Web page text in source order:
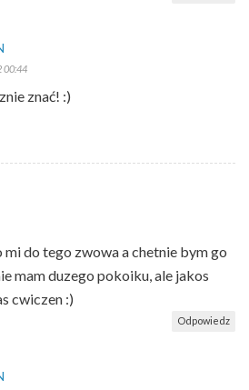
00:44
znać! :)
mi do tego zwowa a chetnie bym go
mam duzego pokoiku, ale jakos
cwiczen :)
Odpowiedz